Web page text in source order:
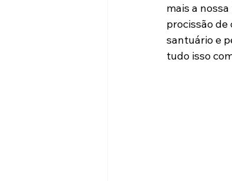
mais a
procissão
santuário e
tudo isso